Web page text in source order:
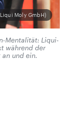
Moly GmbH)
Mentalität: Liqui-
während der
und ein.